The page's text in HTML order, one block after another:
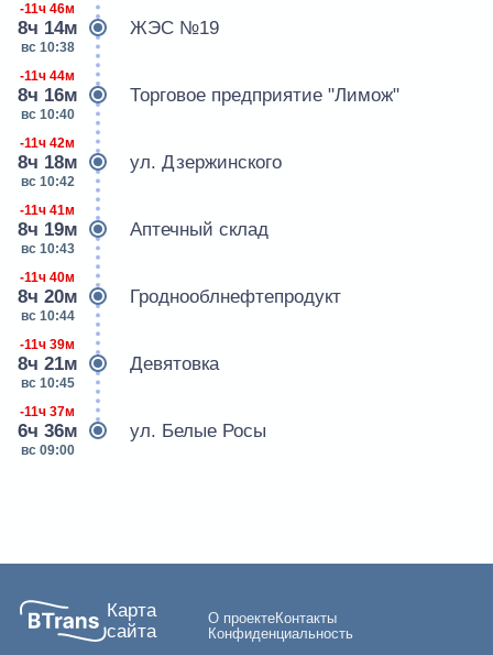
-11ч 46м
8ч 14м
вс 10:38
ЖЭС №19
-11ч 44м
8ч 16м
вс 10:40
Торговое предприятие "Лимож"
-11ч 42м
8ч 18м
вс 10:42
ул. Дзержинского
-11ч 41м
8ч 19м
вс 10:43
Аптечный склад
-11ч 40м
8ч 20м
вс 10:44
Гроднооблнефтепродукт
-11ч 39м
8ч 21м
вс 10:45
Девятовка
-11ч 37м
6ч 36м
вс 09:00
ул. Белые Росы
Карта
сайта
О проектеКонтакты
Конфиденциальность